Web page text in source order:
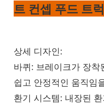
트 컨셉 푸드 트럭
상세 디자인:
바퀴: 브레이크가 장
쉽고 안정적인 움직임
환기 시스템: 내장된